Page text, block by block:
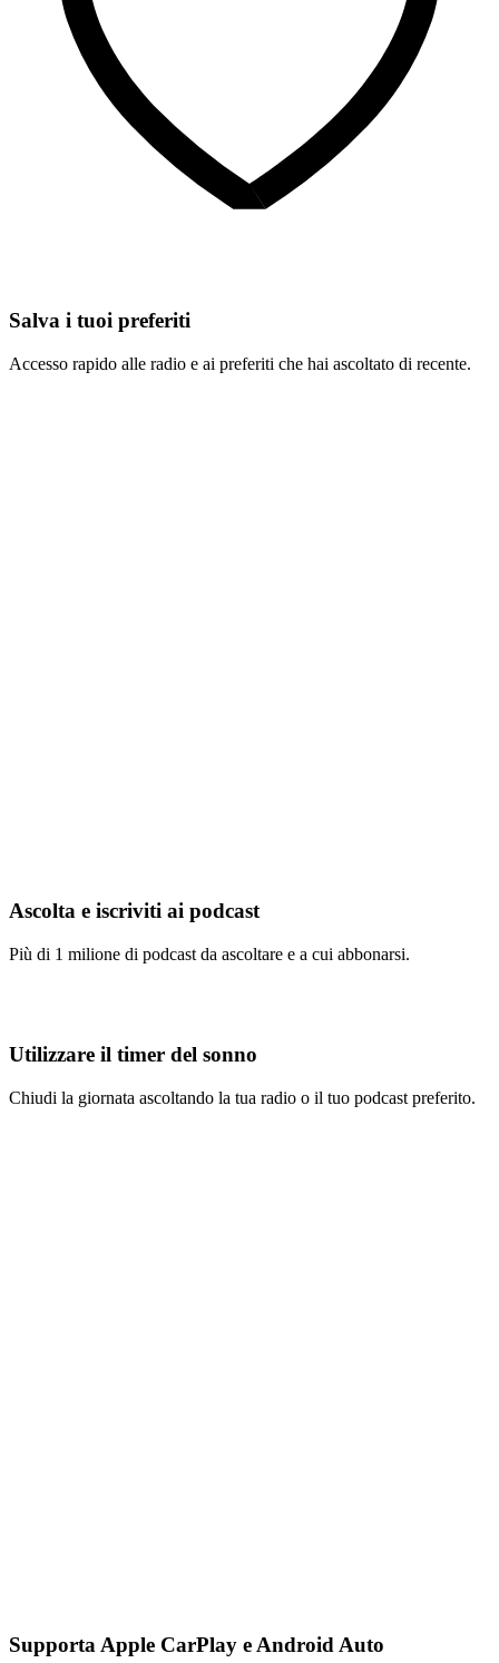
Salva i tuoi preferiti
Accesso rapido alle radio e ai preferiti che hai ascoltato di recente.
Ascolta e iscriviti ai podcast
Più di 1 milione di podcast da ascoltare e a cui abbonarsi.
Utilizzare il timer del sonno
Chiudi la giornata ascoltando la tua radio o il tuo podcast preferito.
Supporta Apple CarPlay e Android Auto